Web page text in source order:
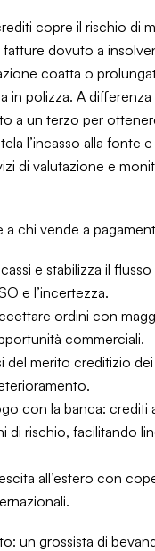
copre il rischio di
dovuto a
coatta o
in polizza. A
a un terzo per
l’incasso alla fonte
di valutazione e
a chi vende a
e stabilizza il flusso
e l’incertezza.
ordini con
commerciali.
del merito creditizio
con la banca: crediti
di rischio, facilitando
all’estero con
un grossista di